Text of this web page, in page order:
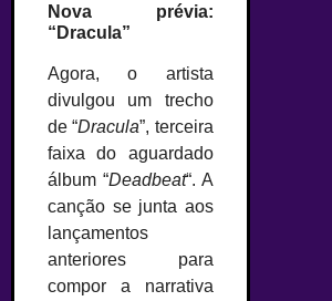
Nova prévia:
“Dracula”
Agora, o artista
divulgou um trecho
de “Dracula”, terceira
faixa do aguardado
álbum “Deadbeat“. A
canção se junta aos
lançamentos
anteriores para
compor a narrativa